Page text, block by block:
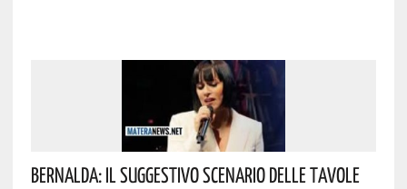
Bernalda: Il Suggestivo Scenario Delle Tavole